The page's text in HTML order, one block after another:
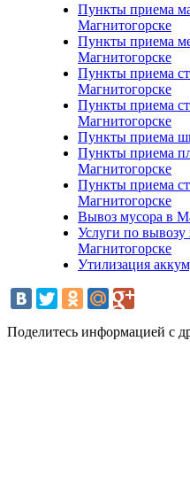
Пункты приема
Магнитогорске
Пункты приема
Магнитогорске
Пункты приема
Магнитогорске
Пункты приема
Магнитогорске
Пункты приема
Пункты приема
Магнитогорске
Пункты приема
Магнитогорске
Вывоз мусора в
Услуги по
Магнитогорске
Утилизация
Поделитесь информацией с